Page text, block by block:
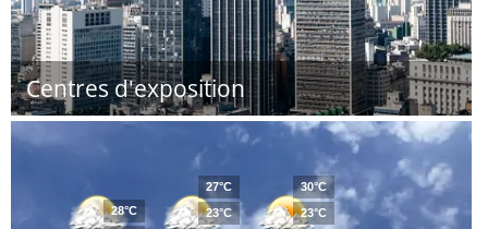
Centres d'exposition
28°C
27°C
23°C
30°C
23°C